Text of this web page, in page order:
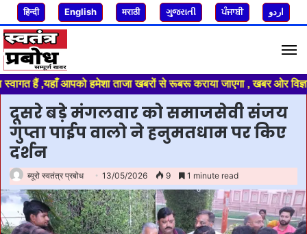
हिन्दी English मराठी ગુજરાતી ਪੰਜਾਬੀ اردو
हमेशा ताजा खबरों से रूबरू कराया जाएगा , खबर ओर विज्ञापन के लिए
दूसरे बड़े मंगलवार को समाजसेवी संजय
गुप्ता पाईप वालो ने हनुमतधाम पर किए
दर्शन
ब्यूरो स्वतंत्र प्रबोध 13/05/2026 9 1 minute read